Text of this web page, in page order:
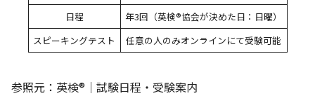
日程
年3回（英検®協会が決めた日：日曜）
スピーキングテスト
任意の人のみオンラインにて受験可能
参照元： 英検®｜試験日程・受験案内